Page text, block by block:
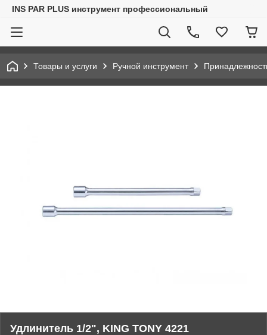
INS PAR PLUS инструмент профессиональный
Товары и услуги Ручной инструмент
Удлинитель 1/2", KING TONY 4221